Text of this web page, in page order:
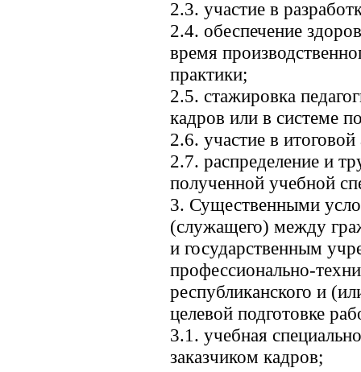
2.3. участие в
2.4. обеспечение
время
практики;
2.5. стажировка
кадров или в системе
2.6. участие в итоговой
2.7. распределение и
полученной учебной
3. Существенными
(служащего) между
и государственным
профессионально-
республиканского и
целевой подготовке
3.1. учебная
заказчиком кадров;